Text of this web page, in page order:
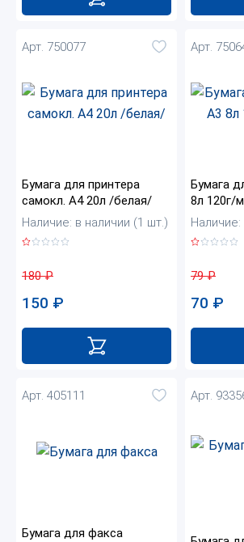
Арт. 750077
Бумага для принтера
самокл. А4 20л /белая/
Наличие: в наличии (1 шт.)
180₽
150 ₽
Арт.
Бумага
8л 120г/
Наличие:
79₽
70 ₽
Арт. 405111
Бумага для факса
Арт.